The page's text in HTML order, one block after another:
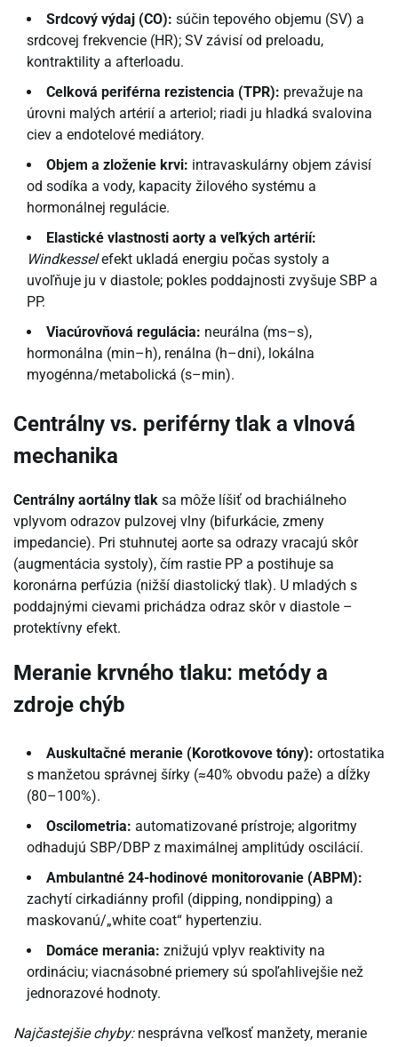
Srdcový výdaj (CO): súčin tepového objemu (SV) a
srdcovej frekvencie (HR); SV závisí od preloadu,
kontraktility a afterloadu.
Celková periférna rezistencia (TPR): prevažuje na
úrovni malých artérií a arteriol; riadi ju hladká svalovina
ciev a endotelové mediátory.
Objem a zloženie krvi: intravaskulárny objem závisí
od sodíka a vody, kapacity žilového systému a
hormonálnej regulácie.
Elastické vlastnosti aorty a veľkých artérií:
Windkesselefekt ukladá energiu počas systoly a
uvoľňuje ju v diastole; pokles poddajnosti zvyšuje SBP a
PP.
Viacúrovňová regulácia: neurálna (ms–s),
hormonálna (min–h), renálna (h–dni), lokálna
myogénna/metabolická (s–min).
Centrálny vs. periférny tlak a vlnová
mechanika
Centrálny aortálny tlak sa môže líšiť od brachiálneho
vplyvom odrazov pulzovej vlny (bifurkácie, zmeny
impedancie). Pri stuhnutej aorte sa odrazy vracajú skôr
(augmentácia systoly), čím rastie PP a postihuje sa
koronárna perfúzia (nižší diastolický tlak). U mladých s
poddajnými cievami prichádza odraz skôr v diastole –
protektívny efekt.
Meranie krvného tlaku: metódy a
zdroje chýb
Auskultačné meranie (Korotkovove tóny): ortostatika
s manžetou správnej šírky (≈40% obvodu paže) a dĺžky
(80–100%).
Oscilometria: automatizované prístroje; algoritmy
odhadujú SBP/DBP z maximálnej amplitúdy oscilácií.
Ambulantné 24-hodinové monitorovanie (ABPM):
zachytí cirkadiánny profil (dipping, nondipping) a
maskovanú/„white coat“ hypertenziu.
Domáce merania: znižujú vplyv reaktivity na
ordináciu; viacnásobné priemery sú spoľahlivejšie než
jednorazové hodnoty.
Najčastejšie chyby:nesprávna veľkosť manžety, meranie